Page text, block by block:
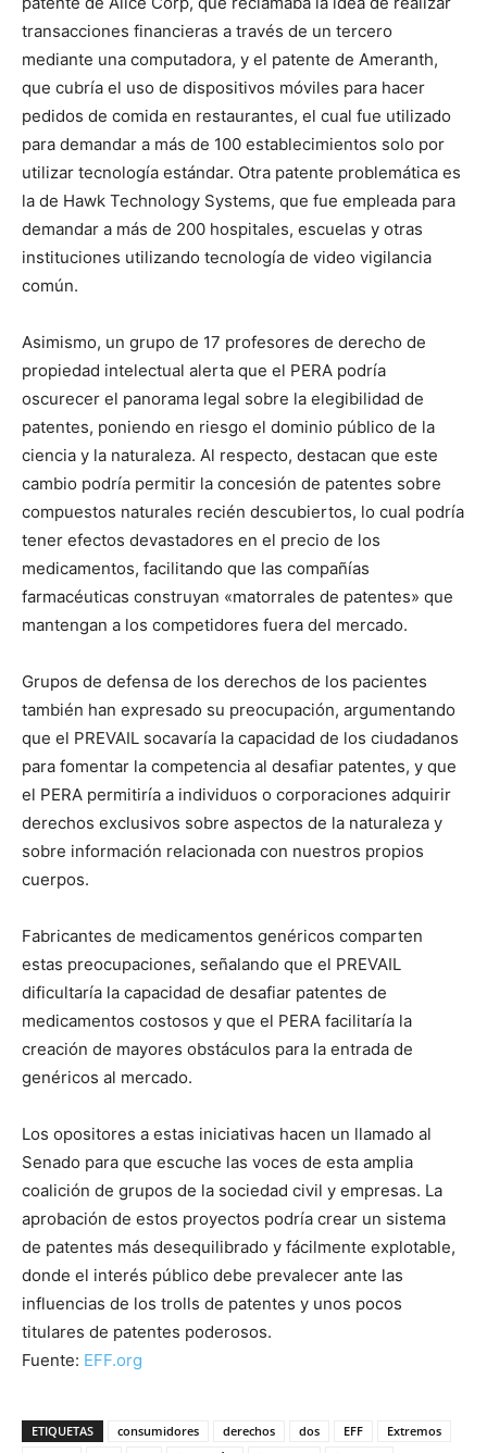
transacciones financieras a través de un tercero
mediante una computadora, y el patente de Ameranth,
que cubría el uso de dispositivos móviles para hacer
pedidos de comida en restaurantes, el cual fue utilizado
para demandar a más de 100 establecimientos solo por
utilizar tecnología estándar. Otra patente problemática es
la de Hawk Technology Systems, que fue empleada para
demandar a más de 200 hospitales, escuelas y otras
instituciones utilizando tecnología de video vigilancia
común.
Asimismo, un grupo de 17 profesores de derecho de
propiedad intelectual alerta que el PERA podría
oscurecer el panorama legal sobre la elegibilidad de
patentes, poniendo en riesgo el dominio público de la
ciencia y la naturaleza. Al respecto, destacan que este
cambio podría permitir la concesión de patentes sobre
compuestos naturales recién descubiertos, lo cual podría
tener efectos devastadores en el precio de los
medicamentos, facilitando que las compañías
farmacéuticas construyan «matorrales de patentes» que
mantengan a los competidores fuera del mercado.
Grupos de defensa de los derechos de los pacientes
también han expresado su preocupación, argumentando
que el PREVAIL socavaría la capacidad de los ciudadanos
para fomentar la competencia al desafiar patentes, y que
el PERA permitiría a individuos o corporaciones adquirir
derechos exclusivos sobre aspectos de la naturaleza y
sobre información relacionada con nuestros propios
cuerpos.
Fabricantes de medicamentos genéricos comparten
estas preocupaciones, señalando que el PREVAIL
dificultaría la capacidad de desafiar patentes de
medicamentos costosos y que el PERA facilitaría la
creación de mayores obstáculos para la entrada de
genéricos al mercado.
Los opositores a estas iniciativas hacen un llamado al
Senado para que escuche las voces de esta amplia
coalición de grupos de la sociedad civil y empresas. La
aprobación de estos proyectos podría crear un sistema
de patentes más desequilibrado y fácilmente explotable,
donde el interés público debe prevalecer ante las
influencias de los trolls de patentes y unos pocos
titulares de patentes poderosos.
Fuente: EFF.org
ETIQUETAS consumidores derechos dos EFF
Extremos